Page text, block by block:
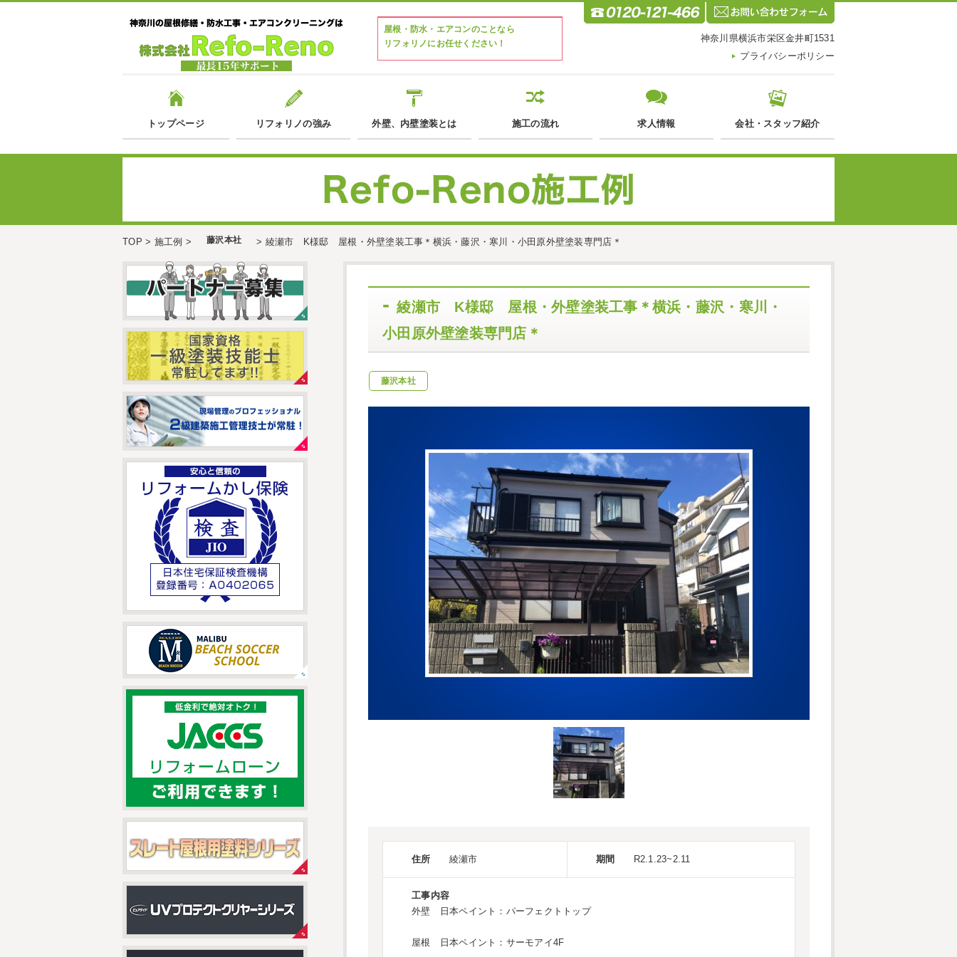
屋根・防水・エアコンのことなら
リフォリノにお任せください！
神奈川県横浜市栄区金井町1531
プライバシーポリシー
トップページ リフォリノの強み 外壁、内壁塗装とは 施工の流れ 求人情報 会社・スタッフ紹介
TOP > 施工例 > 藤沢本社 > 綾瀬市 K様邸 屋根・外壁塗装工事＊横浜・藤沢・寒川・小田原外壁塗装専門店＊
綾瀬市 K様邸 屋根・外壁塗装工事＊横浜・藤沢・寒川・
小田原外壁塗装専門店＊
藤沢本社
住所 綾瀬市 期間 R2.1.23~2.11
工事内容
外壁 日本ペイント：パーフェクトトップ
屋根 日本ペイント：サーモアイ4F